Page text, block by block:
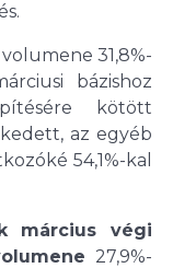
31,8%-
bázishoz
kötött
az egyéb
54,1%-kal
március végi
27,9%-